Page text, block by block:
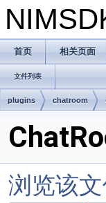
首页 相关页面
文件列表
plugins chatroom
浏览该